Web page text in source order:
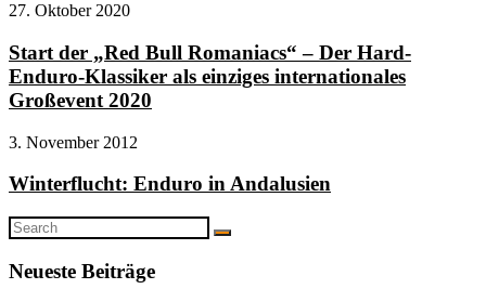
27. Oktober 2020
Start der „Red Bull Romaniacs“ – Der Hard-
Enduro-Klassiker als einziges internationales
Großevent 2020
3. November 2012
Winterflucht: Enduro in Andalusien
Search
for:
Search
Neueste Beiträge